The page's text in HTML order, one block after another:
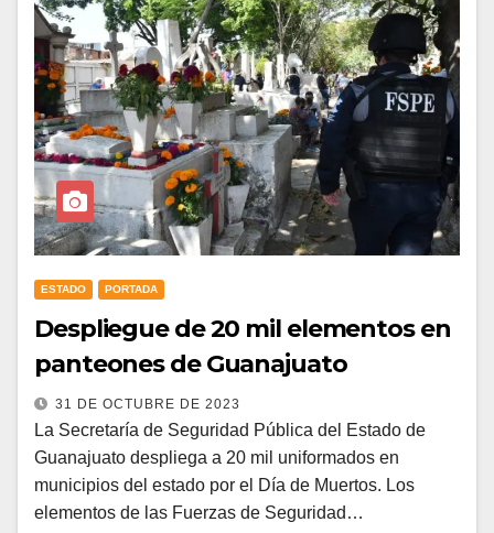
ESTADO PORTADA
Despliegue de 20 mil elementos en
panteones de Guanajuato
31 DE OCTUBRE DE 2023
La Secretaría de Seguridad Pública del Estado de
Guanajuato despliega a 20 mil uniformados en
municipios del estado por el Día de Muertos. Los
elementos de las Fuerzas de Seguridad…